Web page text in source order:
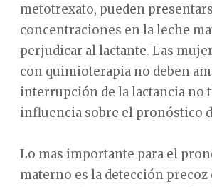
metotrexato, pueden
concentraciones en la leche
perjudicar al lactante. Las
con quimioterapia no deben
interrupción de la lactancia no
influencia sobre el pronóstico
Lo mas importante para el
materno es la detección precoz